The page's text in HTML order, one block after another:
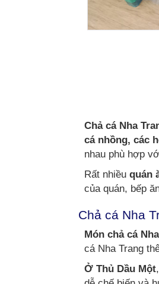
Chả cá Nha
cá nhồng, các
nhau phù hợp
Rất nhiều quán
của quán, bếp
Chả cá Nha
Món chả cá
cá Nha Trang
Ở Thủ Dầu Một